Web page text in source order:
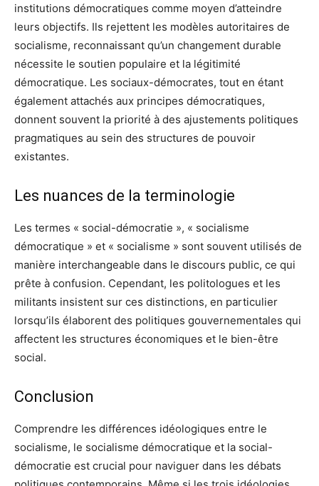
institutions démocratiques comme moyen d’atteindre
leurs objectifs. Ils rejettent les modèles autoritaires de
socialisme, reconnaissant qu’un changement durable
nécessite le soutien populaire et la légitimité
démocratique. Les sociaux-démocrates, tout en étant
également attachés aux principes démocratiques,
donnent souvent la priorité à des ajustements politiques
pragmatiques au sein des structures de pouvoir
existantes.
Les nuances de la terminologie
Les termes « social-démocratie », « socialisme
démocratique » et « socialisme » sont souvent utilisés de
manière interchangeable dans le discours public, ce qui
prête à confusion. Cependant, les politologues et les
militants insistent sur ces distinctions, en particulier
lorsqu’ils élaborent des politiques gouvernementales qui
affectent les structures économiques et le bien-être
social.
Conclusion
Comprendre les différences idéologiques entre le
socialisme, le socialisme démocratique et la social-
démocratie est crucial pour naviguer dans les débats